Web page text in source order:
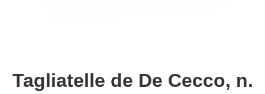
Tagliatelle de De Cecco, n.